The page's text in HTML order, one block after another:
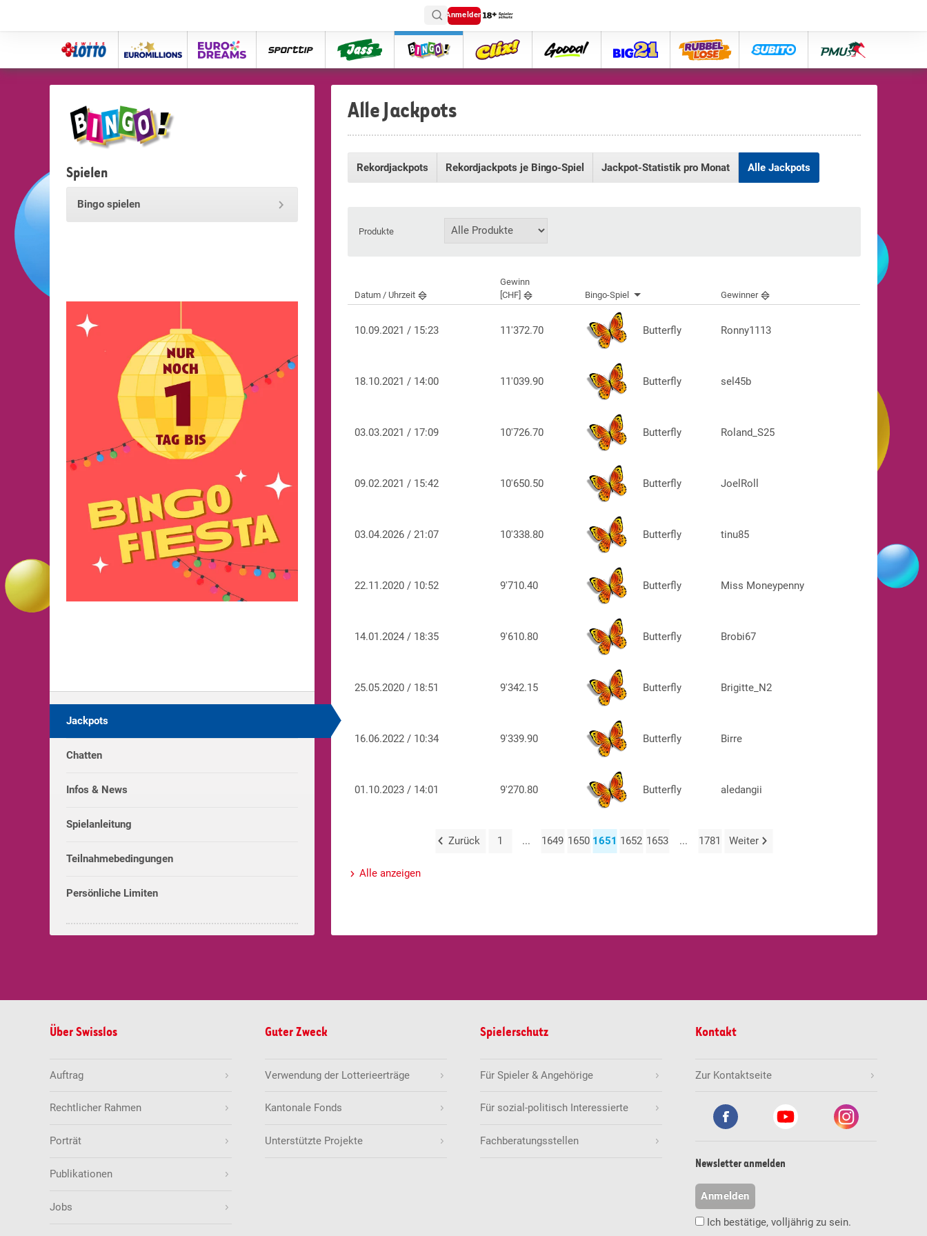
Anmelden
Swiss
Lotto
Euro
Millions
eurodreams Jass Bingo Clix goooal big21 lose pmu
Spielen
Bingo spielen
Jackpots
Chatten
Infos & News
Spielanleitung
Teilnahmebedingungen
Persönliche Limiten
Alle Jackpots
Rekordjackpots Rekordjackpots je Bingo-Spiel Jackpot-Statistik pro Monat Alle Jackpots
Produkte
Datum / Uhrzeit
Gewinn
[CHF]
Bingo-Spiel Gewinner
10.09.2021 / 15:23 11'372.70 Butterfly Ronny1113
18.10.2021 / 14:00 11'039.90 Butterfly sel45b
03.03.2021 / 17:09 10'726.70 Butterfly Roland_S25
09.02.2021 / 15:42 10'650.50 Butterfly JoelRoll
03.04.2026 / 21:07 10'338.80 Butterfly tinu85
22.11.2020 / 10:52 9'710.40 Butterfly Miss Moneypenny
14.01.2024 / 18:35 9'610.80 Butterfly Brobi67
25.05.2020 / 18:51 9'342.15 Butterfly Brigitte_N2
16.06.2022 / 10:34 9'339.90 Butterfly Birre
01.10.2023 / 14:01 9'270.80 Butterfly aledangii
Zurück 1 ... 1649 1650 1651 1652 1653 ... 1781 Weiter
Alle anzeigen
Über Swisslos
Auftrag
Rechtlicher Rahmen
Porträt
Publikationen
Jobs
Guter Zweck
Verwendung der Lotterieerträge
Kantonale Fonds
Unterstützte Projekte
Spielerschutz
Für Spieler & Angehörige
Für sozial-politisch Interessierte
Fachberatungsstellen
Kontakt
Zur Kontaktseite
Newsletter anmelden
Anmelden
Ich bestätige, volljährig zu sein.